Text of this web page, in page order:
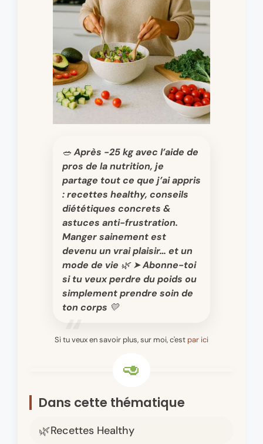
🥗 Après -25 kg avec l’aide de
pros de la nutrition, je
partage tout ce que j’ai appris
: recettes healthy, conseils
diététiques concrets &
astuces anti-frustration.
Manger sainement est
devenu un vrai plaisir… et un
mode de vie 🌿 ➤ Abonne-toi
si tu veux perdre du poids ou
simplement prendre soin de
ton corps 💛
Si tu veux en savoir plus, sur moi, c'est par ici
Dans cette thématique
Recettes Healthy